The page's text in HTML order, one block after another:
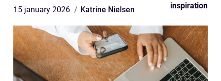
15 january 2026 Katrine Nielsen inspiration